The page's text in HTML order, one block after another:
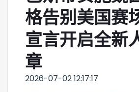
格告别美国赛
宣言开启全新
章
2026-07-02 12:17:17